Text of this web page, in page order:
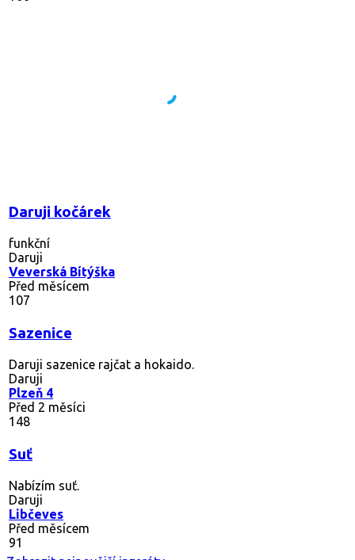
Daruji kočárek
funkční
Daruji
Veverská Bítýška
Před měsícem
107
Sazenice
Daruji sazenice rajčat a hokaido.
Daruji
Plzeň 4
Před 2 měsíci
148
Suť
Nabízím suť.
Daruji
Libčeves
Před měsícem
91